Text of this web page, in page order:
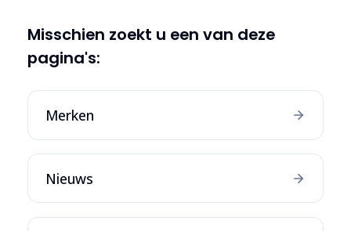
Misschien zoekt u een van deze
pagina's:
Merken
Nieuws